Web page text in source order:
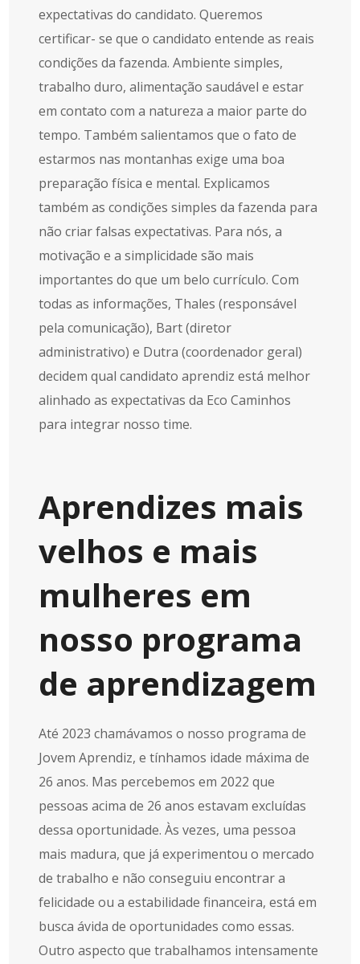
expectativas do candidato. Queremos
certificar- se que o candidato entende as reais
condições da fazenda. Ambiente simples,
trabalho duro, alimentação saudável e estar
em contato com a natureza a maior parte do
tempo. Também salientamos que o fato de
estarmos nas montanhas exige uma boa
preparação física e mental. Explicamos
também as condições simples da fazenda para
não criar falsas expectativas. Para nós, a
motivação e a simplicidade são mais
importantes do que um belo currículo. Com
todas as informações, Thales (responsável
pela comunicação), Bart (diretor
administrativo) e Dutra (coordenador geral)
decidem qual candidato aprendiz está melhor
alinhado as expectativas da Eco Caminhos
para integrar nosso time.
Aprendizes mais
velhos e mais
mulheres em
nosso programa
de aprendizagem
Até 2023 chamávamos o nosso programa de
Jovem Aprendiz, e tínhamos idade máxima de
26 anos. Mas percebemos em 2022 que
pessoas acima de 26 anos estavam excluídas
dessa oportunidade. Às vezes, uma pessoa
mais madura, que já experimentou o mercado
de trabalho e não conseguiu encontrar a
felicidade ou a estabilidade financeira, está em
busca ávida de oportunidades como essas.
Outro aspecto que trabalhamos intensamente